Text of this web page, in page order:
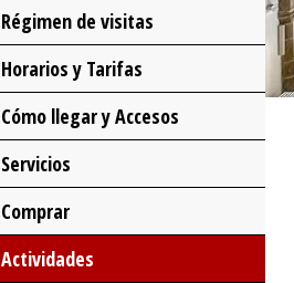
Régimen de visitas
Horarios y Tarifas
Cómo llegar y Accesos
Servicios
Comprar
Actividades